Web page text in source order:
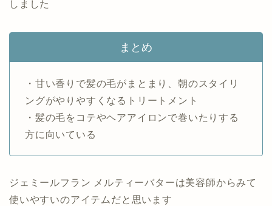
しました
まとめ
・甘い香りで髪の毛がまとまり、朝のスタイリ
ングがやりやすくなるトリートメント
・髪の毛をコテやヘアアイロンで巻いたりする
方に向いている
ジェミールフラン メルティーバターは美容師からみて
使いやすいのアイテムだと思います